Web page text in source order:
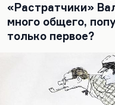
«Растратчики»
много общего,
только первое?